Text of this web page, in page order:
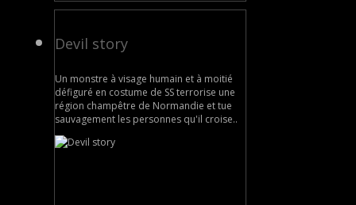
Devil story
Un monstre à visage humain et à moitié
défiguré en costume de SS terrorise une
région champêtre de Normandie et tue
sauvagement les personnes qu'il croise..